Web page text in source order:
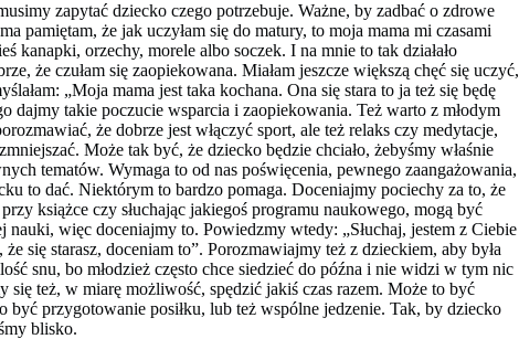
zapytać dziecko czego potrzebuje. Ważne, by zadbać o zdrowe
pamiętam, że jak uczyłam się do matury, to moja mama mi czasami
kanapki, orzechy, morele albo soczek. I na mnie to tak działało
że czułam się zaopiekowana. Miałam jeszcze większą chęć się uczyć,
„Moja mama jest taka kochana. Ona się stara to ja też się będę
dajmy takie poczucie wsparcia i zaopiekowania. Też warto z młodym
że dobrze jest włączyć sport, ale też relaks czy medytacje,
Może tak być, że dziecko będzie chciało, żebyśmy właśnie
tematów. Wymaga to od nas poświęcenia, pewnego zaangażowania,
to dać. Niektórym to bardzo pomaga. Doceniajmy pociechy za to, że
książce czy słuchając jakiegoś programu naukowego, mogą być
nauki, więc doceniajmy to. Powiedzmy wtedy: „Słuchaj, jestem z Ciebie
się starasz, doceniam to”. Porozmawiajmy też z dzieckiem, aby była
snu, bo młodzież często chce siedzieć do późna i nie widzi w tym nic
się też, w miarę możliwość, spędzić jakiś czas razem. Może to być
być przygotowanie posiłku, lub też wspólne jedzenie. Tak, by dziecko
blisko.